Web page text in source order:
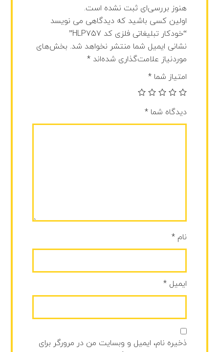
هنوز بررسی‌ای ثبت نشده است.
اولین کسی باشید که دیدگاهی می نویسد
“خودکار تبلیغاتی فلزی کد HLP757”
نشانی ایمیل شما منتشر نخواهد شد. بخش‌های
موردنیاز علامت‌گذاری شده‌اند*
امتیاز شما*
دیدگاه شما*
نام*
ایمیل*
ذخیره نام، ایمیل و وبسایت من در مرورگر برای